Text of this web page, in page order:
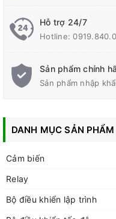
Hỗ trợ 24/7
Hotline:
Sản phẩm chính
Sản phẩm nhập
DANH MỤC SẢN PHẨM
Cảm biến
Relay
Bộ điều khiển lập trình